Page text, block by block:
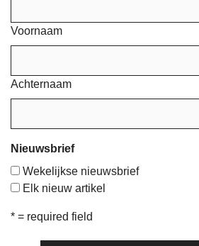
Voornaam
Achternaam
Nieuwsbrief
Wekelijkse nieuwsbrief
Elk nieuw artikel
* = required field